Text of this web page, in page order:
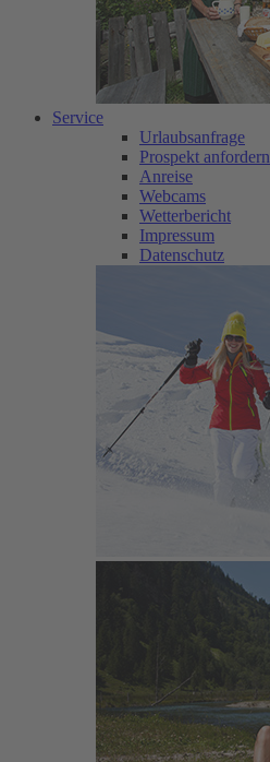
Service
Urlaubsanfrage
Prospekt anfordern
Anreise
Webcams
Wetterbericht
Impressum
Datenschutz